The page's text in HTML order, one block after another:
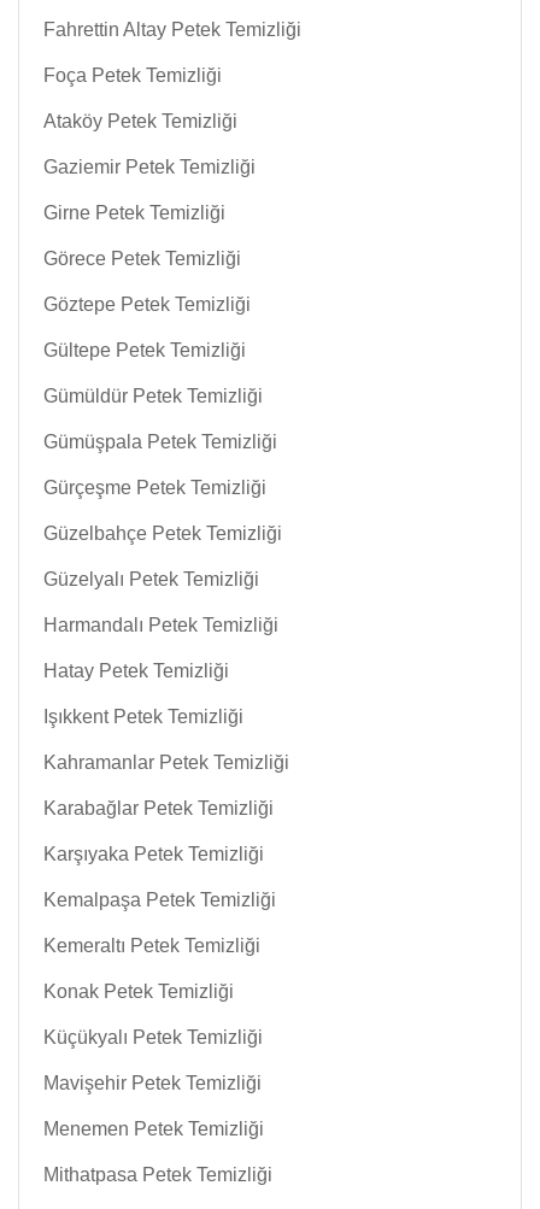
Fahrettin Altay Petek Temizliği
Foça Petek Temizliği
Ataköy Petek Temizliği
Gaziemir Petek Temizliği
Girne Petek Temizliği
Görece Petek Temizliği
Göztepe Petek Temizliği
Gültepe Petek Temizliği
Gümüldür Petek Temizliği
Gümüşpala Petek Temizliği
Gürçeşme Petek Temizliği
Güzelbahçe Petek Temizliği
Güzelyalı Petek Temizliği
Harmandalı Petek Temizliği
Hatay Petek Temizliği
Işıkkent Petek Temizliği
Kahramanlar Petek Temizliği
Karabağlar Petek Temizliği
Karşıyaka Petek Temizliği
Kemalpaşa Petek Temizliği
Kemeraltı Petek Temizliği
Konak Petek Temizliği
Küçükyalı Petek Temizliği
Mavişehir Petek Temizliği
Menemen Petek Temizliği
Mithatpasa Petek Temizliği